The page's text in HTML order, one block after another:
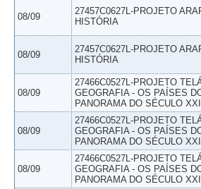
08/09
27457C0627L-PROJETO
HISTÓRIA
08/09
27457C0627L-PROJETO
HISTÓRIA
08/09
27466C0527L-PROJETO
GEOGRAFIA - OS PAÍSES
PANORAMA DO SÉCULO
08/09
27466C0527L-PROJETO
GEOGRAFIA - OS PAÍSES
PANORAMA DO SÉCULO
08/09
27466C0527L-PROJETO
GEOGRAFIA - OS PAÍSES
PANORAMA DO SÉCULO